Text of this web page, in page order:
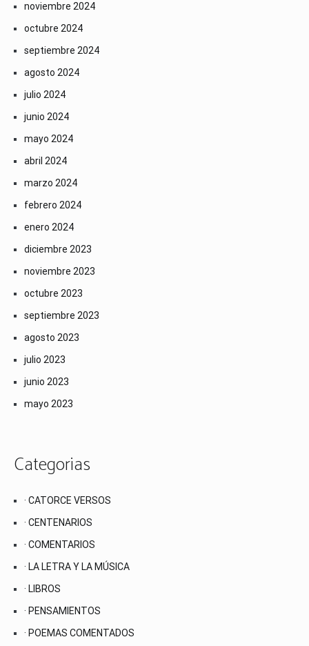
noviembre 2024
octubre 2024
septiembre 2024
agosto 2024
julio 2024
junio 2024
mayo 2024
abril 2024
marzo 2024
febrero 2024
enero 2024
diciembre 2023
noviembre 2023
octubre 2023
septiembre 2023
agosto 2023
julio 2023
junio 2023
mayo 2023
Categorias
· CATORCE VERSOS
· CENTENARIOS
· COMENTARIOS
· LA LETRA Y LA MÚSICA
· LIBROS
· PENSAMIENTOS
· POEMAS COMENTADOS